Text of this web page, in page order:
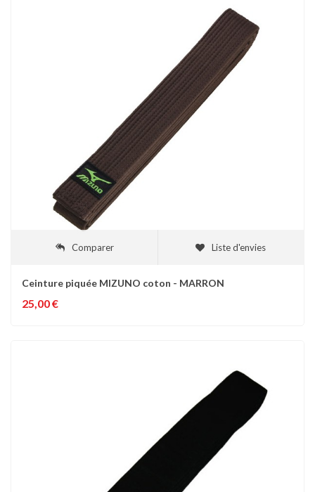
Comparer Liste d'envies
Ceinture piquée MIZUNO coton - MARRON
25,00 €